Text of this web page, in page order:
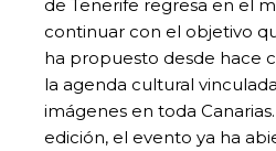
de Tenerife regresa en el
continuar con el objetivo
ha propuesto desde hace
la agenda cultural
imágenes en toda
edición, el evento ya ha